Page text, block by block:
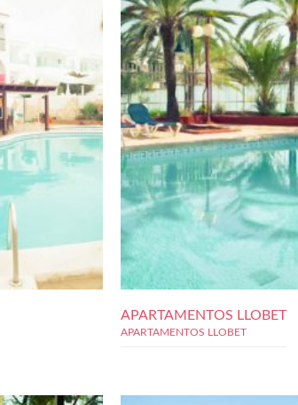
APARTAMENTOS LLOBET
APARTAMENTOS LLOBET